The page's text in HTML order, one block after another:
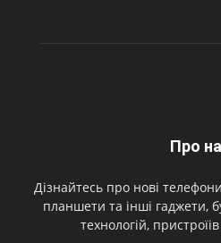
Про
Дізнайтесь про нові
планшети та інші гаджети,
технологій,